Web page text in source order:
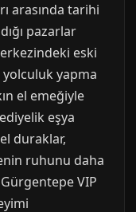
arasında tarihi
pazarlar
eski
yolculuk yapma
el emeğiyle
eşya
duraklar,
ruhunu daha
VIP